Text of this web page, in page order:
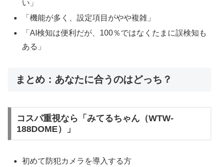
い」
「機能が多く、設定項目がやや複雑」
「AI検知は便利だが、100％ではなくたまに誤検知も
ある」
まとめ：あなたに合うのはどっち？
コスパ重視なら「みてるちゃん（WTW-
188DOME）」
初めて防犯カメラを導入する方